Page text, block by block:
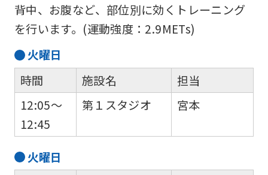
背中、お腹など、部位別に効くトレーニング
を行います。(運動強度：2.9METs)
火曜日
時間
12:05～
12:45
施設名
第１スタジオ
担当
宮本
火曜日